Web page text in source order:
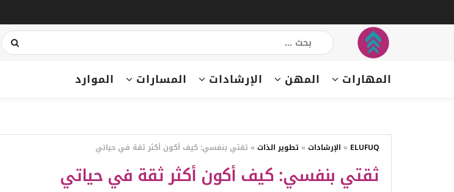
المهارات المهن الإرشادات المسارات الموارد
ELUFUQ
» الإرشادات » تطوير الذات » ثقتي بنفسي: كيف أكون أكثر ثقة في حياتي
ثقتي بنفسي: كيف أكون أكثر ثقة في حياتي